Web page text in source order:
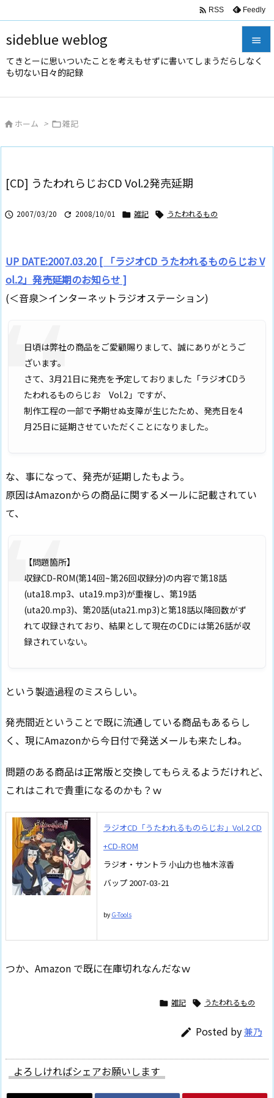
sideblue weblog
てきとーに思いついたことを考えもせずに書いてしまうだらしなく
も切ない日々的記録



 RSS Feedly
 ホーム > 雑記
[CD] うたわれらじおCD Vol.2発売延期
 2007/03/20  2008/10/01  雑記  うたわれるもの
UP DATE:2007.03.20 [ 「ラジオCD うたわれるものらじお V
ol.2」発売延期のお知らせ ]
(＜音泉＞インターネットラジオステーション)
日頃は弊社の商品をご愛顧賜りまして、誠にありがとうご
ざいます。
さて、3月21日に発売を予定しておりました「ラジオCDう
たわれるものらじお Vol.2」ですが、
制作工程の一部で予期せぬ支障が生じたため、発売日を4
月25日に延期させていただくことになりました。
な、事になって、発売が延期したもよう。
原因はAmazonからの商品に関するメールに記載されてい
て、
【問題箇所】
収録CD-ROM(第14回~第26回収録分)の内容で第18話
(uta18.mp3、uta19.mp3)が重複し、第19話
(uta20.mp3)、第20話(uta21.mp3)と第18話以降回数がず
れて収録されており、結果として現在のCDには第26話が収
録されていない。
という製造過程のミスらしい。
発売間近ということで既に流通している商品もあるらし
く、現にAmazonから今日付で発送メールも来たしね。
問題のある商品は正常版と交換してもらえるようだけれど、
これはこれで貴重になるのかも？ｗ
ラジオCD「うたわれるものらじお」Vol.2 CD
+CD-ROM
ラジオ・サントラ 小山力也 柚木涼香
バップ 2007-03-21
by G-Tools
つか、Amazon で既に在庫切れなんだなｗ
 雑記  うたわれるもの
 Posted by兼乃
よろしければシェアお願いします